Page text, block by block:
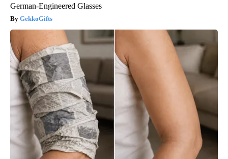
German-Engineered Glasses
GekkoGifts